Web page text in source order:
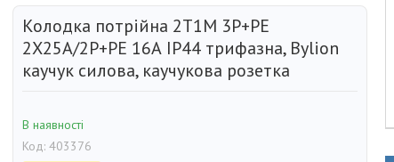
Колодка потрійна 2T1M 3Р+РЕ
2Х25А/2Р+РЕ 16А IP44 трифазна, Bylion
каучук силова, каучукова розетка
В наявності
Код: 403376